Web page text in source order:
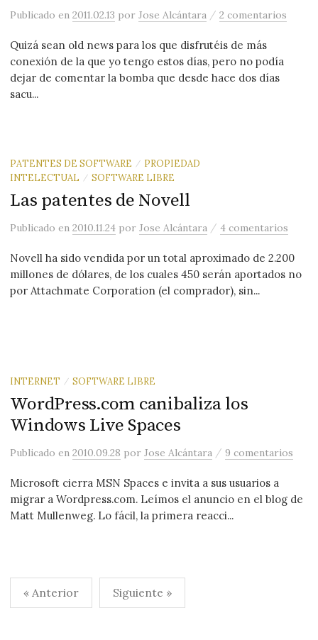
Publicadoen2011.02.13 porJose Alcántara /2 comentarios
Quizá sean old news para los que disfrutéis de más
conexión de la que yo tengo estos días, pero no podía
dejar de comentar la bomba que desde hace dos días
sacu...
PATENTES DE SOFTWARE / PROPIEDAD
INTELECTUAL
/ SOFTWARE LIBRE
Las patentes de Novell
Publicadoen2010.11.24 porJose Alcántara /4 comentarios
Novell ha sido vendida por un total aproximado de 2.200
millones de dólares, de los cuales 450 serán aportados no
por Attachmate Corporation (el comprador), sin...
INTERNET / SOFTWARE LIBRE
WordPress.com canibaliza los
Windows Live Spaces
Publicadoen2010.09.28 porJose Alcántara /9 comentarios
Microsoft cierra MSN Spaces e invita a sus usuarios a
migrar a Wordpress.com. Leímos el anuncio en el blog de
Matt Mullenweg. Lo fácil, la primera reacci...
Paginación
de
« Anterior Siguiente »